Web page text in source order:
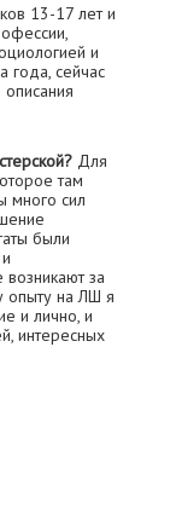
13-17 лет и
и
года, сейчас
Для
там
много сил
были
за
опыту на ЛШ я
и лично, и
интересных